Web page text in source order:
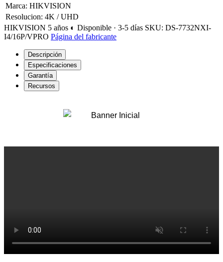
Marca: HIKVISION
Resolucion: 4K / UHD
HIKVISION 5 años ◐ Disponible · 3-5 días SKU: DS-7732NXI-
I4/16P/VPRO Página del fabricante
Descripción
Especificaciones
Garantía
Recursos